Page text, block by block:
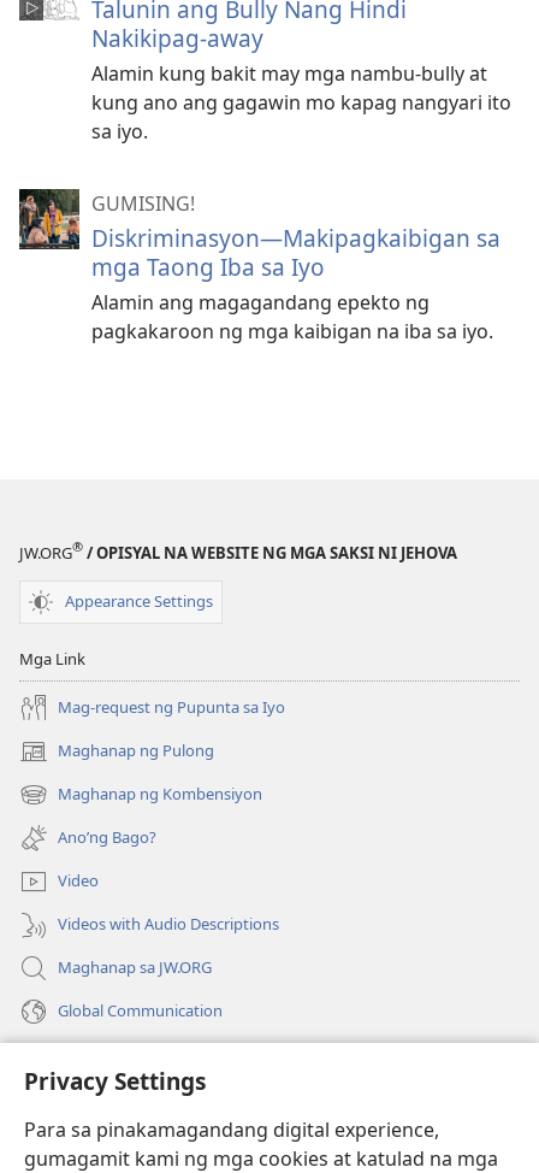
Privacy Settings
Para sa pinakamagandang digital experience,
gumagamit kami ng mga cookies at katulad na mga
Talunin ang Bully Nang Hindi
Nakikipag-away
Alamin kung bakit may mga nambu-bully at
kung ano ang gagawin mo kapag nangyari ito
sa iyo.
GUMISING!
Diskriminasyon​—⁠Makipagkaibigan sa
mga Taong Iba sa Iyo
Alamin ang magagandang epekto ng
pagkakaroon ng mga kaibigan na iba sa iyo.
JW.ORG® / OPISYAL NA WEBSITE NG MGA SAKSI NI JEHOVA
Appearance Settings
Mga Link
Mag-request ng Pupunta sa Iyo
Maghanap ng Pulong
(may
bubukas
na
bagong
window)
Maghanap ng Kombensiyon
(may
bubukas
na
bagong
window)
Ano’ng Bago?
Video
Videos with Audio Descriptions
Maghanap sa JW.ORG
Global Communication
(may